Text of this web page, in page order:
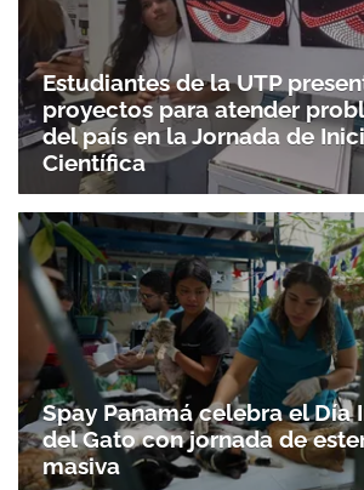
Estudiantes de la UTP
proyectos para atender
del país en la Jornada de
Científica
Spay Panamá celebra el Día
del Gato con jornada de
masiva